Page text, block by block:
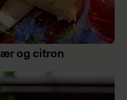
og citron